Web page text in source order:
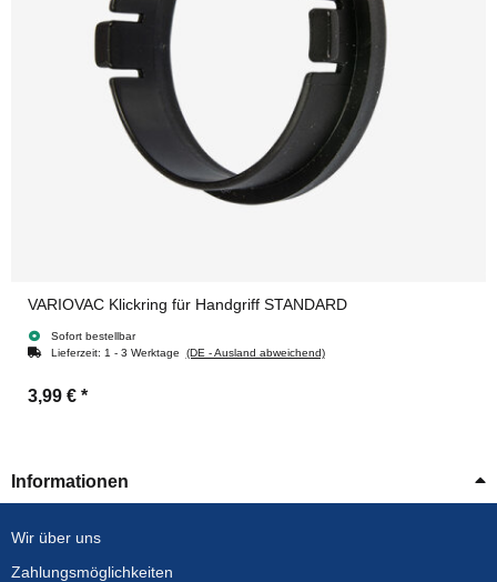
VARIOVAC Klickring für Handgriff STANDARD
Sofort bestellbar
Lieferzeit: 1 - 3 Werktage (DE - Ausland abweichend)
3,99 € *
Informationen
Wir über uns
Zahlungsmöglichkeiten